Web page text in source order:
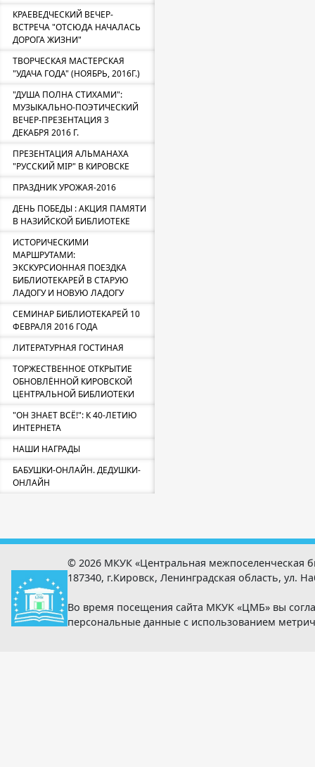
КРАЕВЕДЧЕСКИЙ ВЕЧЕР-
ВСТРЕЧА "ОТСЮДА НАЧАЛАСЬ
ДОРОГА ЖИЗНИ"
ТВОРЧЕСКАЯ МАСТЕРСКАЯ
"УДАЧА ГОДА" (НОЯБРЬ, 2016Г.)
"ДУША ПОЛНА СТИХАМИ":
МУЗЫКАЛЬНО-ПОЭТИЧЕСКИЙ
ВЕЧЕР-ПРЕЗЕНТАЦИЯ 3
ДЕКАБРЯ 2016 Г.
ПРЕЗЕНТАЦИЯ АЛЬМАНАХА
"РУССКИЙ МIР" В КИРОВСКЕ
ПРАЗДНИК УРОЖАЯ-2016
ДЕНЬ ПОБЕДЫ : АКЦИЯ ПАМЯТИ
В НАЗИЙСКОЙ БИБЛИОТЕКЕ
ИСТОРИЧЕСКИМИ
МАРШРУТАМИ:
ЭКСКУРСИОННАЯ ПОЕЗДКА
БИБЛИОТЕКАРЕЙ В СТАРУЮ
ЛАДОГУ И НОВУЮ ЛАДОГУ
СЕМИНАР БИБЛИОТЕКАРЕЙ 10
ФЕВРАЛЯ 2016 ГОДА
ЛИТЕРАТУРНАЯ ГОСТИНАЯ
ТОРЖЕСТВЕННОЕ ОТКРЫТИЕ
ОБНОВЛЁННОЙ КИРОВСКОЙ
ЦЕНТРАЛЬНОЙ БИБЛИОТЕКИ
"ОН ЗНАЕТ ВСЁ!": К 40-ЛЕТИЮ
ИНТЕРНЕТА
НАШИ НАГРАДЫ
БАБУШКИ-ОНЛАЙН. ДЕДУШКИ-
ОНЛАЙН
© 2026 МКУК «Центральная межпоселенческая
187340, г.Кировск, Ленинградская область, ул.
Во время посещения сайта МКУК «ЦМБ» вы
персональные данные с использованием